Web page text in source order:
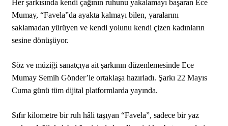
Her şarkısında kendi çağının ruhunu yakalamayı başaran Ece
Mumay, “Favela”da ayakta kalmayı bilen, yaralarını
saklamadan yürüyen ve kendi yolunu kendi çizen kadınların
sesine dönüşüyor.
Söz ve müziği sanatçıya ait şarkının düzenlemesinde Ece
Mumay Semih Gönder’le ortaklaşa hazırladı. Şarkı 22 Mayıs
Cuma günü tüm dijital platformlarda yayında.
Sıfır kilometre bir ruh hâli taşıyan “Favela”, sadece bir yaz